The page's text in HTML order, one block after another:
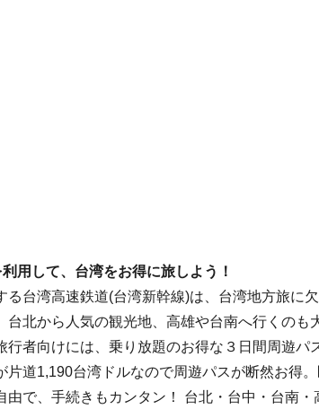
用して、台湾をお得に旅しよう！
る台湾高速鉄道(台湾新幹線)は、台湾地方旅に
台北から人気の観光地、高雄や台南へ行くのも
行者向けには、乗り放題のお得な３日間周遊パ
片道1,190台湾ドルなので周遊パスが断然お得。
由で、手続きもカンタン！ 台北・台中・台南・